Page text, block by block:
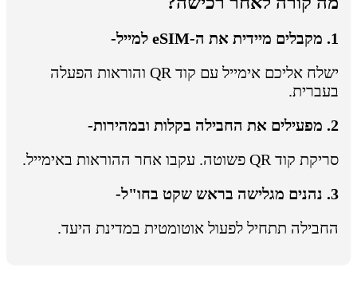
1. מקבלים מיידית את ה-eSIM למייל-
ישלח אליכם אימייל עם קוד QR והוראות הפעלה
בעברית.
2. מפעילים את החבילה בקלות ובמהירות-
סריקת קוד QR פשוטה. עקבו אחר ההוראות באימייל.
3. נהנים מגלישה בראש שקט בחו"ל-
החבילה תתחיל לפעול אוטומטית במדינת היעד.